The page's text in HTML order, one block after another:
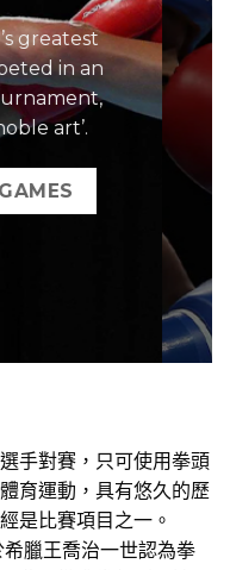
greatest
in an
art’.
手對賽，只可使用拳頭
育運動，具有悠久的歷
是比賽項目之一。
臘王喬治一世認為拳